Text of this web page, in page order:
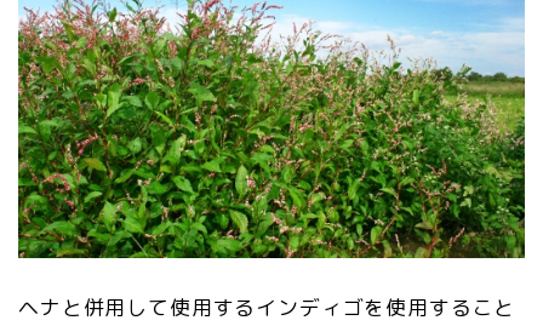
ヘナと併用して使用するインディゴを使用すること